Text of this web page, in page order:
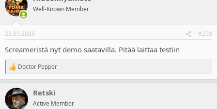
t
i
s
Well-Known Member
23.05.2026 #258
Screameristä nyt demo saatavilla. Pitää laittaa testiin
R
e
c
t
Doctor Pepper
Retski
Active Member